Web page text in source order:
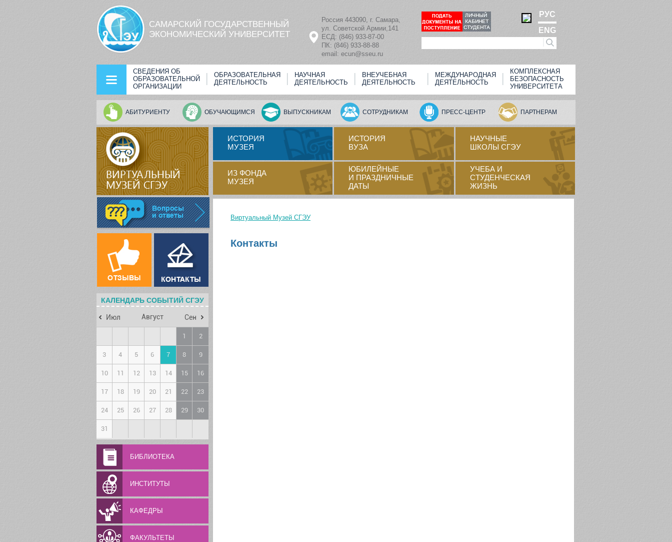
САМАРСКИЙ ГОСУДАРСТВЕННЫЙ
ЭКОНОМИЧЕСКИЙ УНИВЕРСИТЕТ
Россия 443090, г. Самара,
ул. Советской Армии,141
ЕСД: (846) 933-87-00
ПК: (846) 933-88-88
email: ecun@sseu.ru
РУС
ENG
СВЕДЕНИЯ ОБ
ОБРАЗОВАТЕЛЬНОЙ
ОРГАНИЗАЦИИ
ОБРАЗОВАТЕЛЬНАЯ
ДЕЯТЕЛЬНОСТЬ
НАУЧНАЯ
ДЕЯТЕЛЬНОСТЬ
ВНЕУЧЕБНАЯ
ДЕЯТЕЛЬНОСТЬ
МЕЖДУНАРОДНАЯ
ДЕЯТЕЛЬНОСТЬ
КОМПЛЕКСНАЯ
БЕЗОПАСНОСТЬ
УНИВЕРСИТЕТА
ПАРТНЕРАМ
ПРЕСС-ЦЕНТР
СОТРУДНИКАМ
ВЫПУСКНИКАМ
ОБУЧАЮЩИМСЯ
АБИТУРИЕНТУ
КАЛЕНДАРЬ СОБЫТИЙ СГЭУ
Июл Август Сен
1 2
3 4 5 6 7 8 9
10 11 12 13 14 15 16
17 18 19 20 21 22 23
24 25 26 27 28 29 30
31
БИБЛИОТЕКА
ИНСТИТУТЫ
КАФЕДРЫ
ФАКУЛЬТЕТЫ
ИСТОРИЯ
МУЗЕЯ
ИСТОРИЯ
ВУЗА
НАУЧНЫЕ
ШКОЛЫ СГЭУ
ИЗ ФОНДА
МУЗЕЯ
ЮБИЛЕЙНЫЕ
И ПРАЗДНИЧНЫЕ
ДАТЫ
УЧЕБА И
СТУДЕНЧЕСКАЯ
ЖИЗНЬ
Виртуальный Музей СГЭУ
Контакты